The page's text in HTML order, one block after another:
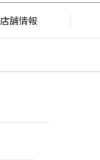
店舗情報